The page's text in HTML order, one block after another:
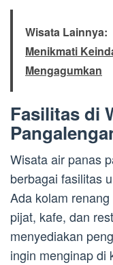
Wisata Lainnya:
Menikmati
Mengagumkan
Fasilitas di
Wisata air panas
berbagai fasilitas
Ada kolam
pijat, kafe, dan
menyediakan
ingin menginap di